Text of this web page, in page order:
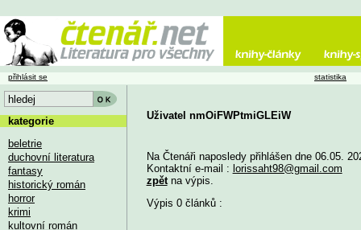
Uživatel nmOiFWPtmiGLEiW
Na Čtenáři naposledy přihlášen dne 06.05.
Kontaktní e-mail : lorissaht98@gmail.com
zpětna výpis.
Výpis 0 článků :
přihlásit se statistika
kategorie
beletrie
duchovní literatura
fantasy
historický román
horror
krimi
kultovní román